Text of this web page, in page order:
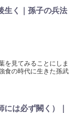
生く｜孫子の兵法
を見てみることにしま
食の時代に生きた孫武
には必ず闕く）｜